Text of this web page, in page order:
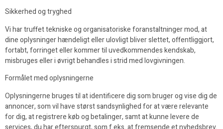
Sikkerhed og tryghed
Vi har truffet tekniske og organisatoriske foranstaltninger mod, at
dine oplysninger hændeligt eller ulovligt bliver slettet, offentliggjort,
fortabt, forringet eller kommer til uvedkommendes kendskab,
misbruges eller i øvrigt behandles i strid med lovgivningen.
Formålet med oplysningerne
Oplysningerne bruges til at identificere dig som bruger og vise dig de
annoncer, som vil have størst sandsynlighed for at være relevante
for dig, at registrere køb og betalinger, samt at kunne levere de